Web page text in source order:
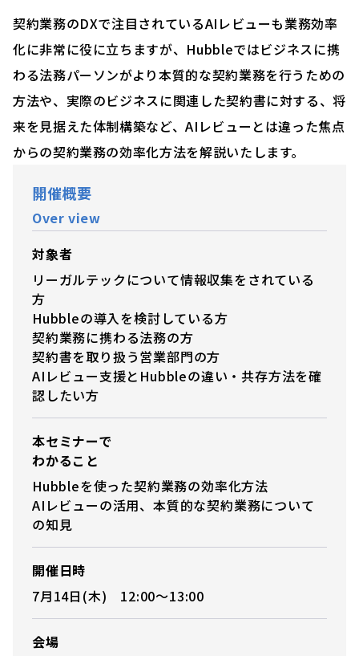
契約業務のDXで注目されているAIレビューも業務効率
化に非常に役に立ちますが、Hubbleではビジネスに携
わる法務パーソンがより本質的な契約業務を行うための
方法や、実際のビジネスに関連した契約書に対する、将
来を見据えた体制構築など、AIレビューとは違った焦点
からの契約業務の効率化方法を解説いたします。
開催概要
Over view
対象者
リーガルテックについて情報収集をされている
方
Hubbleの導入を検討している方
契約業務に携わる法務の方
契約書を取り扱う営業部門の方
AIレビュー支援とHubbleの違い・共存方法を確
認したい方
本セミナーで
わかること
Hubbleを使った契約業務の効率化方法
AIレビューの活用、本質的な契約業務について
の知見
開催日時
7月14日(木) 12:00〜13:00
会場